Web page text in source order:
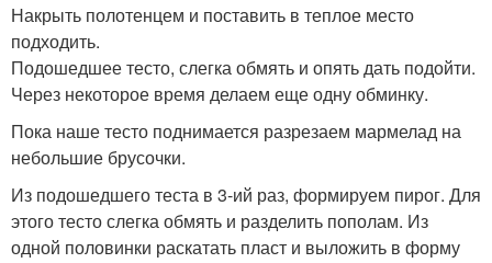
Накрыть полотенцем и поставить в теплое место
подходить.
Подошедшее тесто, слегка обмять и опять дать подойти.
Через некоторое время делаем еще одну обминку.
Пока наше тесто поднимается разрезаем мармелад на
небольшие брусочки.
Из подошедшего теста в 3-ий раз, формируем пирог. Для
этого тесто слегка обмять и разделить пополам. Из
одной половинки раскатать пласт и выложить в форму